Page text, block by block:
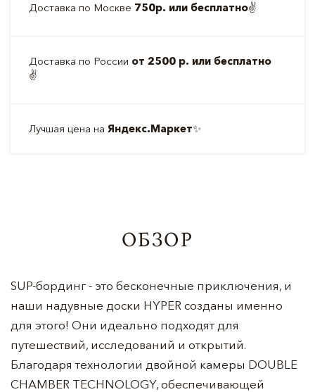
Доставка по Москве 750р. или бесплатно✌️
Доставка по России от 2500 р. или бесплатно
✌️
Лучшая цена на Яндекс.Маркет✨
ОБЗОР
SUP-бординг - это бесконечные приключения, и
наши надувные доски HYPER созданы именно
для этого! Они идеально подходят для
путешествий, исследований и открытий.
Благодаря технологии двойной камеры DOUBLE
CHAMBER TECHNOLOGY, обеспечивающей